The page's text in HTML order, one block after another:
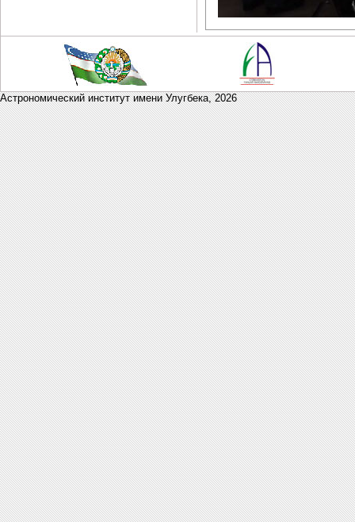
Астрономический институт имени Улугбека,2026